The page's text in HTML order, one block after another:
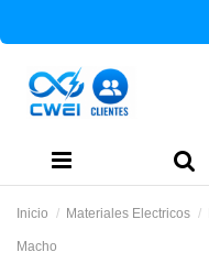
Inicio Materiales Electricos
Macho